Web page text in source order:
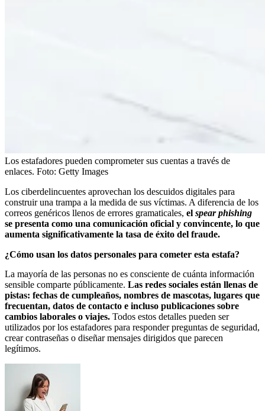
Los estafadores pueden comprometer sus cuentas a través de
enlaces. Foto: Getty Images
Los ciberdelincuentes aprovechan los descuidos digitales para
construir una trampa a la medida de sus víctimas. A diferencia de los
correos genéricos llenos de errores gramaticales, el spear phishing
se presenta como una comunicación oficial y convincente, lo que
aumenta significativamente la tasa de éxito del fraude.
¿Cómo usan los datos personales para cometer esta estafa?
La mayoría de las personas no es consciente de cuánta información
sensible comparte públicamente. Las redes sociales están llenas de
pistas: fechas de cumpleaños, nombres de mascotas, lugares que
frecuentan, datos de contacto e incluso publicaciones sobre
cambios laborales o viajes. Todos estos detalles pueden ser
utilizados por los estafadores para responder preguntas de seguridad,
crear contraseñas o diseñar mensajes dirigidos que parecen
legítimos.